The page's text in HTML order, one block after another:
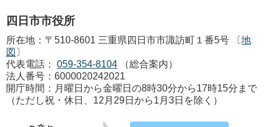
四日市市役所
所在地：〒510-8601 三重県四日市市諏訪町１番5号 〔地
図 〕
代表電話：
059-354-8104
（総合案内）
法人番号：6000020242021
開庁時間：月曜日から金曜日の8時30分から17時15分まで
（ただし祝・休日、12月29日から1月3日を除く）